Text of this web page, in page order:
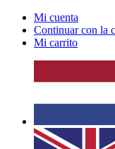
Mi cuenta
Continuar con la
Mi carrito